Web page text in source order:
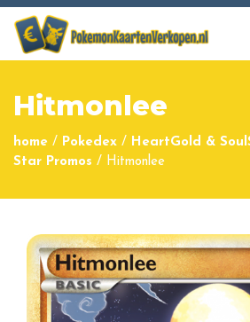
Hitmonlee
home / Pokedex / HeartGold &
Star Promos / Hitmonlee